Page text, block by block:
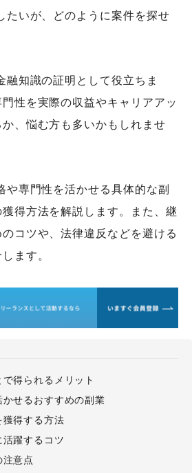
たいが、どのように案件を探せ
融知識の証明として役立ちま
性を実際の収益やキャリアアッ
、悩む方も多いかもしれませ
や専門性を活かせる具体的な副
得方法を解説します。また、継
コツや、法律違反などを避ける
ます。
得られるメリット
せるおすすめの副業
得する方法
躍するコツ
意点